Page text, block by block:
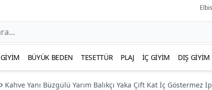
GIYIM BÜYÜK BEDEN TESETTÜR PLAJ İÇ GIYIM DIŞ GIYIM
Kahve Yanı Büzgülü Yarım Balıkçı Yaka Çift Kat İç Göstermez